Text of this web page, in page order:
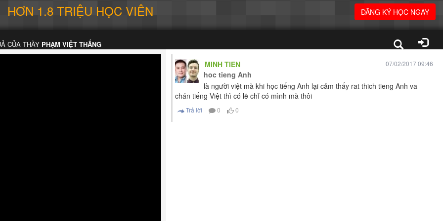
HƠN 1.8 TRIỆU HỌC VIÊN ĐĂNG KÝ HỌC NGAY
CỦA THẦY PHẠM VIỆT THẮNG
MINH TIEN 07/02/2017 09:46
hoc tieng Anh
là người việt mà khi học tiếng Anh lại cảm thấy rat thich tieng Anh va
chán tiếng Việt thì có lẽ chỉ có mình mà thôi
Trả lời 0 0